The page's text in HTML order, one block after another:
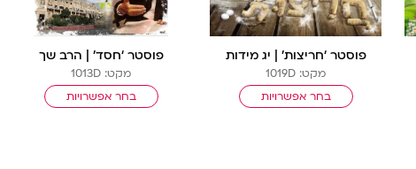
פוסטר ‘חריצות’ | יג מידות
מקט: 1019D
בחר אפשרויות
פוסטר ‘חסד’ | הרב שך
מקט: 1013D
בחר אפשרויות